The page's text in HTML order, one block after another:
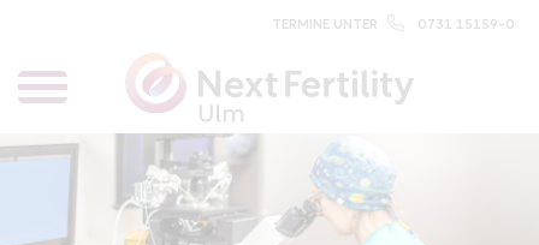
TERMINE UNTER 0731 15159-0